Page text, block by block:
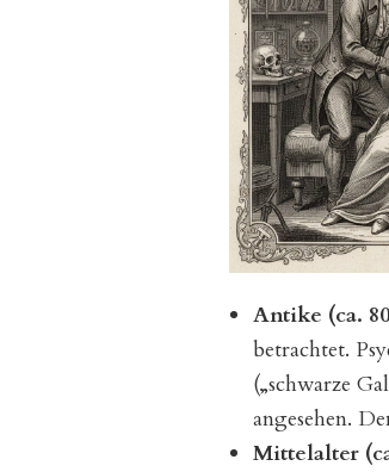
Antike (ca.
betrachtet.
(„schwarze
angesehen.
Mittelalter